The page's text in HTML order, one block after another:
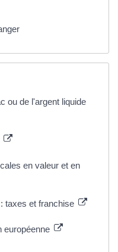
ou de l'argent liquide
en valeur et en
taxes et franchise
européenne